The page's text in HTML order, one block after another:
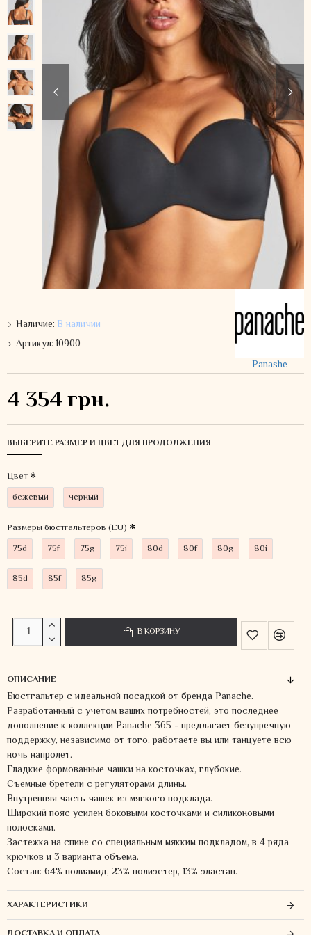
Наличие: В наличии
Артикул:10900
Panashe
4 354 грн.
ВЫБЕРИТЕ РАЗМЕР И ЦВЕТ ДЛЯ ПРОДОЛЖЕНИЯ
Цвет
бежевый
черный
Размеры бюстгальтеров (EU)
75d
75f 75g 75i 80d 80f 80g 80i
85d 85f 85g
В КОРЗИНУ
ОПИСАНИЕ
Бюстгальтер с идеальной посадкой от бренда Panache.
Разработанный с учетом ваших потребностей, это последнее
дополнение к коллекции Panache 365 - предлагает безупречную
поддержку, независимо от того, работаете вы или танцуете всю
ночь напролет.
Гладкие формованные чашки на косточках, глубокие.
Съемные бретели с регуляторами длины.
Внутренняя часть чашек из мягкого подклада.
Широкий пояс усилен боковыми косточками и силиконовыми
полосками.
Застежка на спине со специальным мякким подкладом, в 4 ряда
крючков и 3 варианта объема.
Состав: 64% полиамид, 23% полиэстер, 13% эластан.
ХАРАКТЕРИСТИКИ